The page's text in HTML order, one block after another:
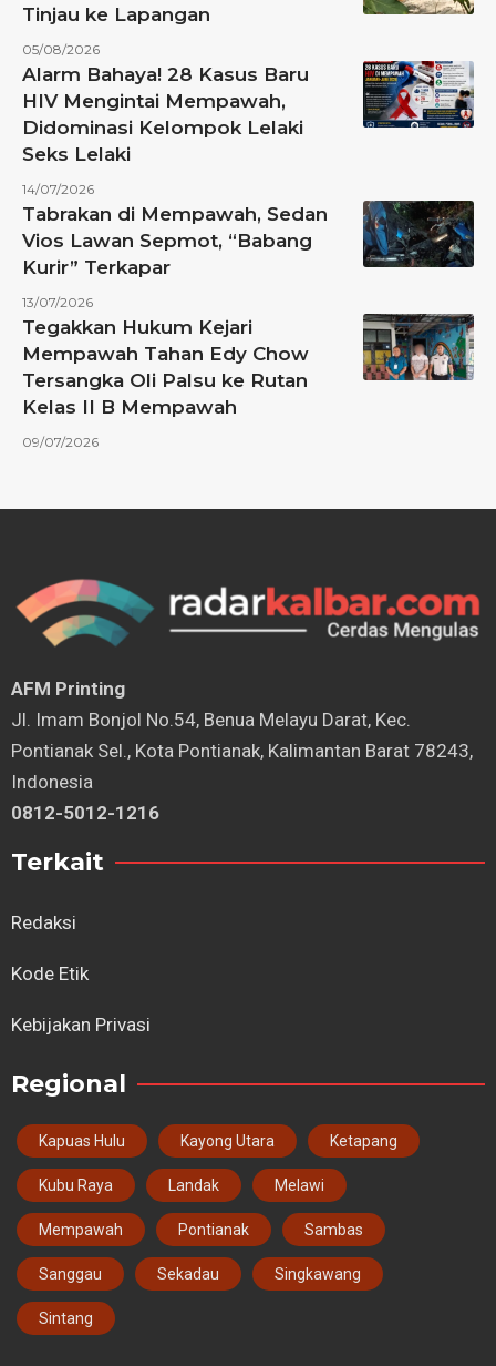
Tinjau ke Lapangan
05/08/2026
Alarm Bahaya! 28 Kasus Baru
HIV Mengintai Mempawah,
Didominasi Kelompok Lelaki
Seks Lelaki
14/07/2026
Tabrakan di Mempawah, Sedan
Vios Lawan Sepmot, “Babang
Kurir” Terkapar
13/07/2026
Tegakkan Hukum Kejari
Mempawah Tahan Edy Chow
Tersangka Oli Palsu ke Rutan
Kelas II B Mempawah
09/07/2026
AFM Printing
⁠Jl. Imam Bonjol No.54, Benua Melayu Darat, Kec.
Pontianak Sel., Kota Pontianak, Kalimantan Barat 78243,
Indonesia
0812-5012-1216
Terkait
Redaksi
Kode Etik
Kebijakan Privasi
Regional
Kapuas Hulu Kayong Utara Ketapang
Kubu Raya Landak Melawi
Mempawah Pontianak Sambas
Sanggau Sekadau Singkawang
Sintang